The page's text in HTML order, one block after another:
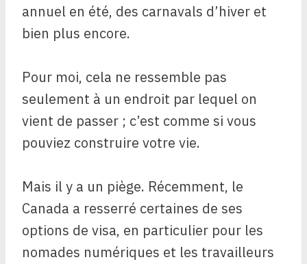
annuel en été, des carnavals d’hiver et
bien plus encore.
Pour moi, cela ne ressemble pas
seulement à un endroit par lequel on
vient de passer ; c’est comme si vous
pouviez construire votre vie.
Mais il y a un piège. Récemment, le
Canada a resserré certaines de ses
options de visa, en particulier pour les
nomades numériques et les travailleurs